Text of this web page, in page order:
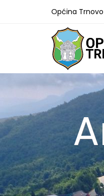
Općina